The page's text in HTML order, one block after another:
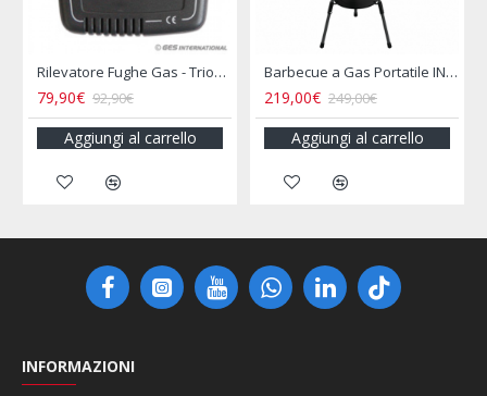
16,00€ 19,90€
Aggiungi al carrello
Bollitore Elettrico 12V Camper 800ML Presa Accendisigari
16,90€ 25,50€
Aggiungi al carrello
INFORMAZIONI